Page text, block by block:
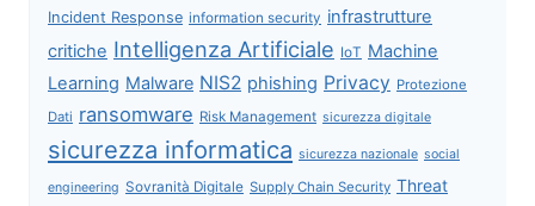
Incident Response information security infrastrutture
critiche Intelligenza Artificiale IoT Machine
Learning Malware NIS2 phishing Privacy Protezione
Dati ransomware Risk Management sicurezza digitale
sicurezza informatica sicurezza nazionale social
engineering Sovranità Digitale Supply Chain Security Threat